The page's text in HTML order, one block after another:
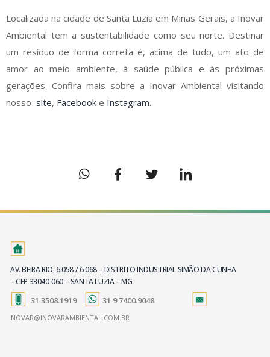
Localizada na cidade de Santa Luzia em Minas Gerais, a Inovar
Ambiental tem a sustentabilidade como seu norte. Destinar
um resíduo de forma correta é, acima de tudo, um ato de
amor ao meio ambiente, à saúde pública e às próximas
gerações. Confira mais sobre a Inovar Ambiental visitando
nosso site, Facebook e Instagram.
AV. BEIRA RIO, 6.058 / 6.068 – DISTRITO INDUSTRIAL SIMÃO DA CUNHA
– CEP 33040-060 – SANTA LUZIA – MG
31 3508.1919 31 9 7400.9048
INOVAR@INOVARAMBIENTAL.COM.BR